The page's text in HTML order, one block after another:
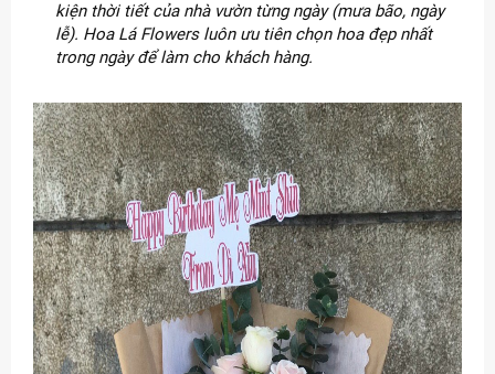
kiện thời tiết của nhà vườn từng ngày (mưa bão, ngày
lễ). Hoa Lá Flowers luôn ưu tiên chọn hoa đẹp nhất
trong ngày để làm cho khách hàng.